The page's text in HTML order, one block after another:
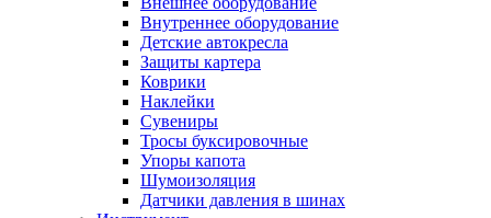
Внутреннее оборудование
Детские автокресла
Защиты картера
Коврики
Наклейки
Сувениры
Тросы буксировочные
Упоры капота
Шумоизоляция
Датчики давления в шинах